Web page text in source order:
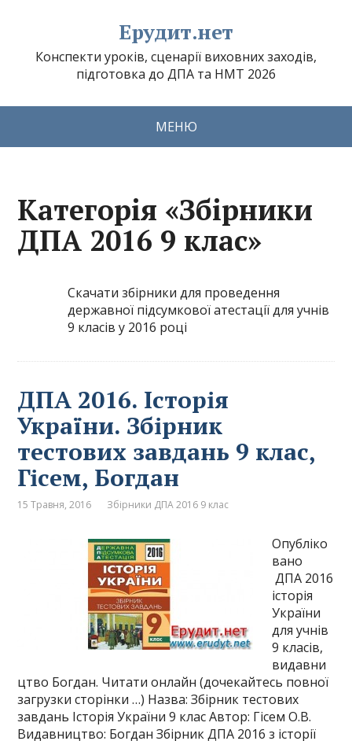
Ерудит.нет
Конспекти уроків, сценарії виховних заходів,
підготовка до ДПА та НМТ 2026
МЕНЮ
Категорія «Збірники
ДПА 2016 9 клас»
Скачати збірники для проведення
державної підсумкової атестації для учнів
9 класів у 2016 році
ДПА 2016. Історія
України. Збірник
тестових завдань 9 клас,
Гісем, Богдан
15 Травня, 2016 Збірники ДПА 2016 9 клас
Опубліко
вано
ДПА 2016
історія
України
для учнів
9 класів,
видавни
цтво Богдан. Читати онлайн (дочекайтесь повної
загрузки сторінки …) Назва: Збірник тестових
завдань Історія України 9 клас Автор: Гісем О.В.
Видавництво: Богдан Збірник ДПА 2016 з історії